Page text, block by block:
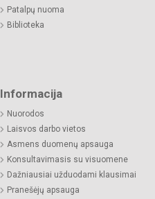
Patalpų nuoma
Biblioteka
Informacija
Nuorodos
Laisvos darbo vietos
Asmens duomenų apsauga
Konsultavimasis su visuomene
Dažniausiai užduodami klausimai
Pranešėjų apsauga